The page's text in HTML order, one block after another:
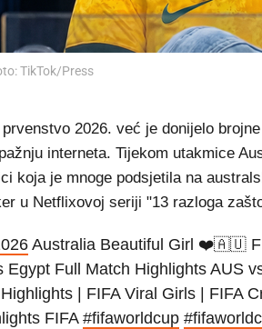
TikTok/Press
2026. već je donijelo
interneta. Tijekom utakmice
koja je mnoge podsjetila na
u Netflixovoj seriji "13 razloga
Australia Beautiful Girl ❤️🇦🇺
Egypt Full Match Highlights AUS
| FIFA Viral Girls | FIFA
FIFA #fifaworldcup